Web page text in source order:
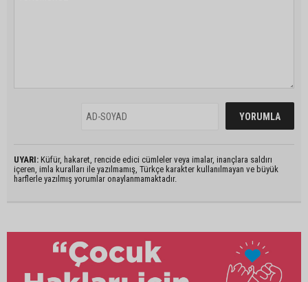
UYARI: Küfür, hakaret, rencide edici cümleler veya imalar, inançlara saldırı
içeren, imla kuralları ile yazılmamış, Türkçe karakter kullanılmayan ve büyük
harflerle yazılmış yorumlar onaylanmamaktadır.